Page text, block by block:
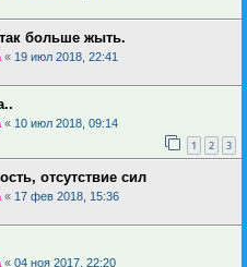
больше жыть.
« 19 июл 2018, 22:41
« 10 июл 2018, 09:14
1 2 3
отсутствие сил
« 17 фев 2018, 15:36
« 04 ноя 2017, 22:20